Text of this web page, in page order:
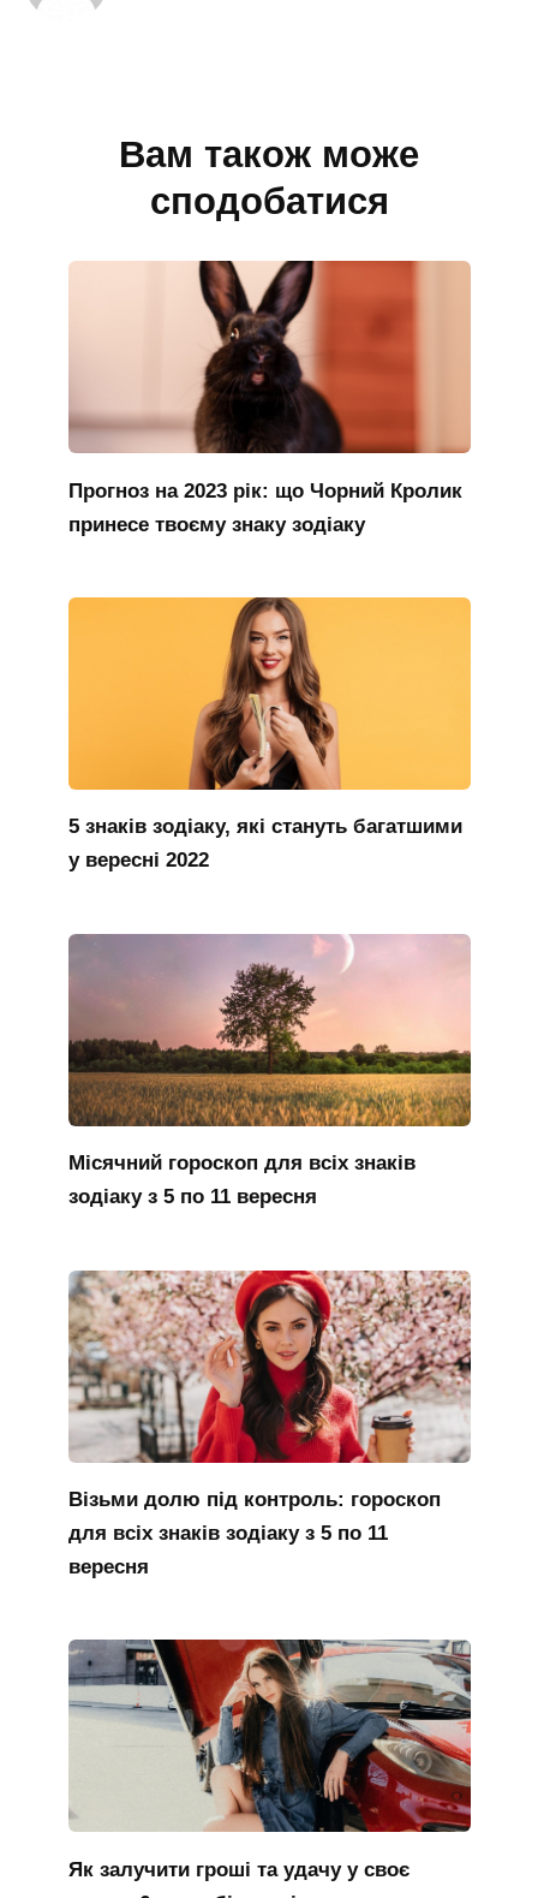
Вам також може
сподобатися
Прогноз на 2023 рік: що Чорний Кролик
принесе твоєму знаку зодіаку
5 знаків зодіаку, які стануть багатшими
у вересні 2022
Місячний гороскоп для всіх знаків
зодіаку з 5 по 11 вересня
Візьми долю під контроль: гороскоп
для всіх знаків зодіаку з 5 по 11
вересня
Як залучити гроші та удачу у своє